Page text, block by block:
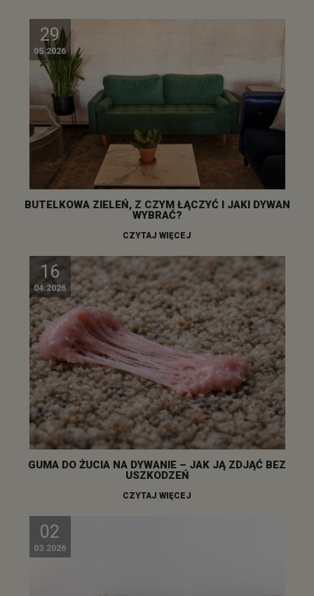
29
05.2026
BUTELKOWA ZIELEŃ, Z CZYM ŁĄCZYĆ I JAKI DYWAN
WYBRAĆ?
CZYTAJ WIĘCEJ
16
04.2026
GUMA DO ŻUCIA NA DYWANIE – JAK JĄ ZDJĄĆ BEZ
USZKODZEŃ
CZYTAJ WIĘCEJ
02
03.2026